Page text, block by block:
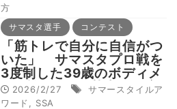
方
サマスタ選手 コンテスト
「筋トレで自分に自信がつ
いた」 サマスタプロ戦を
3度制した39歳のボディメ
イク論は3つの基本の徹底
2026/2/27
サマースタイルア
ワード
SSA